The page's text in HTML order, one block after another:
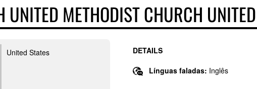
UNITED METHODIST CHURCH
United States
DETAILS
Línguas faladas: Inglês